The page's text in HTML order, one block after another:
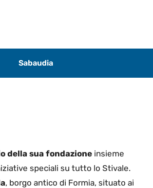
Sabaudia
della sua fondazione insieme
speciali su tutto lo Stivale.
, borgo antico di Formia, situato ai